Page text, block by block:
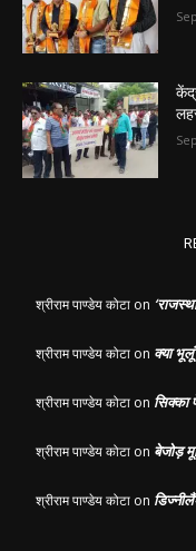
श्रीराम पाण्डेय कोटा on
श्रीराम पाण्डेय कोटा on क्या
श्रीराम पाण्डेय कोटा on सिक्का
श्रीराम पाण्डेय कोटा on बेजोड़
श्रीराम पाण्डेय कोटा on